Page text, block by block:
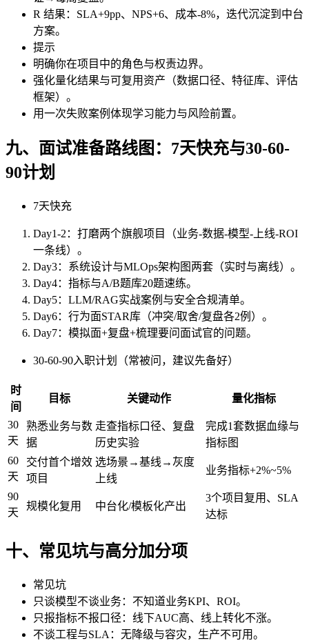
R 结果：SLA+9pp、NPS+6、成本-8%，迭代沉淀到中台
方案。
提示
明确你在项目中的角色与权责边界。
强化量化结果与可复用资产（数据口径、特征库、评估
框架）。
用一次失败案例体现学习能力与风险前置。
九、面试准备路线图：7天快充与30-60-
90计划
7天快充
Day1-2：打磨两个旗舰项目（业务-数据-模型-上线-ROI
一条线）。
Day3：系统设计与MLOps架构图两套（实时与离线）。
Day4：指标与A/B题库20题速练。
Day5：LLM/RAG实战案例与安全合规清单。
Day6：行为面STAR库（冲突/取舍/复盘各2例）。
Day7：模拟面+复盘+梳理要问面试官的问题。
30-60-90入职计划（常被问，建议先备好）
时
间
目标 关键动作 量化指标
30
天
熟悉业务与数
据
走查指标口径、复盘
历史实验
完成1套数据血缘与
指标图
60
天
交付首个增效
项目
选场景→基线→灰度
上线
业务指标+2%~5%
90
天
规模化复用 中台化/模板化产出
3个项目复用、SLA
达标
十、常见坑与高分加分项
常见坑
只谈模型不谈业务：不知道业务KPI、ROI。
只报指标不报口径：线下AUC高、线上转化不涨。
不谈工程与SLA：无降级与容灾，生产不可用。